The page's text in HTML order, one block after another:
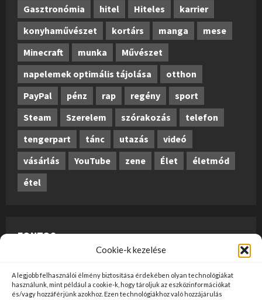
Cookie-k kezelése
A legjobb felhasználói élmény biztosítása érdekében olyan technológiákat
használunk, mint például a cookie-k, hogy tároljuk az eszközinformációkat
és/vagy hozzáférjünk azokhoz. Ezen technológiákhoz való hozzájárulás
Gasztronómia
hitel Hiteles
karrier
konyhaművészet
kortárs manga
mese
Minecraft
munka
Művészet
napelemek optimális tájolása
otthon
PayPal
pénz rap regény
sport
Steam
Szerelem szórakozás
telefon
tengerpart
tánc utazás
videó
vásárlás
YouTube zene Élet
életmód
étel
FONTOS
szerkesztői tartalomnak, előzetes ellenőrzésen